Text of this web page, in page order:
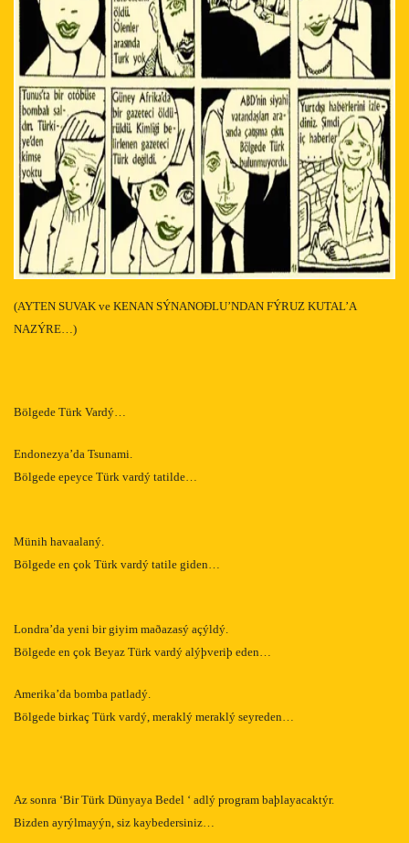
(AYTEN SUVAK ve KENAN SÝNANOÐLU’NDAN FÝRUZ KUTAL’A
NAZÝRE…)
Bölgede Türk Vardý…
Endonezya’da Tsunami.
Bölgede epeyce Türk vardý tatilde…
Münih havaalaný.
Bölgede en çok Türk vardý tatile giden…
Londra’da yeni bir giyim maðazasý açýldý.
Bölgede en çok Beyaz Türk vardý alýþveriþ eden…
Amerika’da bomba patladý.
Bölgede birkaç Türk vardý, meraklý meraklý seyreden…
Az sonra ‘Bir Türk Dünyaya Bedel ‘ adlý program baþlayacaktýr.
Bizden ayrýlmayýn, siz kaybedersiniz…